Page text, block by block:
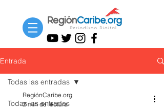
Entrada
Todas las entradas
Todas las entradas
RegiónCaribe.org
2 min de lectura